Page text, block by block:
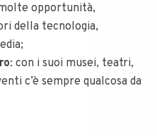
opportunità,
della tecnologia,
: con i suoi musei, teatri,
c’è sempre qualcosa da